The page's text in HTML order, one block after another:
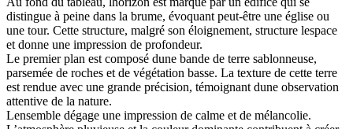
distingue à peine dans la brume, évoquant peut-être une église ou
une tour. Cette structure, malgré son éloignement, structure lespace
et donne une impression de profondeur.
Le premier plan est composé dune bande de terre sablonneuse,
parsemée de roches et de végétation basse. La texture de cette terre
est rendue avec une grande précision, témoignant dune observation
attentive de la nature.
Lensemble dégage une impression de calme et de mélancolie.